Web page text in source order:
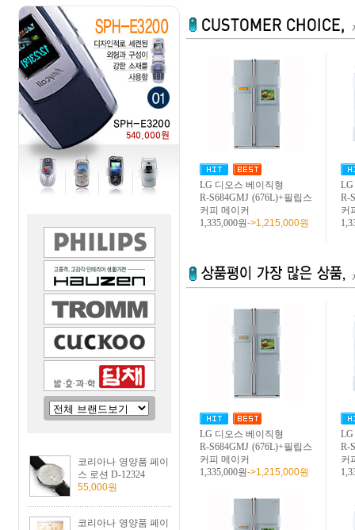
코리아나 영양품 페이
스 로션 D-12324
55,000원
코리아나 영양품 페이
LG 디오스 베이직형
R-S684GMJ (676L)+필립스
커피 메이커
1,335,000원->1,215,000원
R-
커
LG 디오스 베이직형
R-S684GMJ (676L)+필립스
커피 메이커
1,335,000원->1,215,000원
R-
커